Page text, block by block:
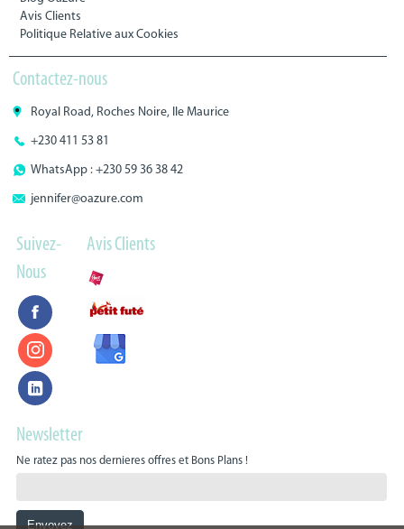
Avis Clients
Politique Relative aux Cookies
Contactez-nous
Royal Road, Roches Noire, Ile Maurice
+230 411 53 81
WhatsApp : +230 59 36 38 42
jennifer@oazure.com
Suivez-
Nous
Avis Clients
Newsletter
Ne ratez pas nos dernieres offres et Bons Plans !